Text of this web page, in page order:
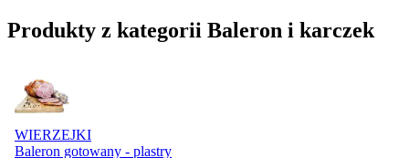
Produkty z kategorii Baleron i karczek
WIERZEJKI
Baleron gotowany - plastry